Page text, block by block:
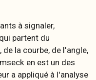
à signaler,
partent du
la courbe, de l'angle,
en est un des
a appliqué à l'analyse